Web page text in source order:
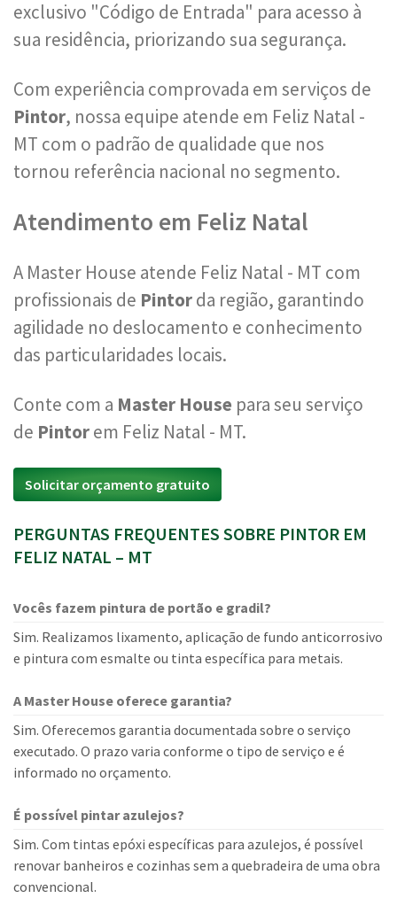
exclusivo "Código de Entrada" para acesso à
sua residência, priorizando sua segurança.
Com experiência comprovada em serviços de
Pintor, nossa equipe atende em Feliz Natal -
MT com o padrão de qualidade que nos
tornou referência nacional no segmento.
Atendimento em Feliz Natal
A Master House atende Feliz Natal - MT com
profissionais de Pintorda região, garantindo
agilidade no deslocamento e conhecimento
das particularidades locais.
Conte com a Master House para seu serviço
de Pintorem Feliz Natal - MT.
Solicitar orçamento gratuito
PERGUNTAS FREQUENTES SOBRE PINTOR EM
FELIZ NATAL – MT
Vocês fazem pintura de portão e gradil?
Sim. Realizamos lixamento, aplicação de fundo anticorrosivo
e pintura com esmalte ou tinta específica para metais.
A Master House oferece garantia?
Sim. Oferecemos garantia documentada sobre o serviço
executado. O prazo varia conforme o tipo de serviço e é
informado no orçamento.
É possível pintar azulejos?
Sim. Com tintas epóxi específicas para azulejos, é possível
renovar banheiros e cozinhas sem a quebradeira de uma obra
convencional.